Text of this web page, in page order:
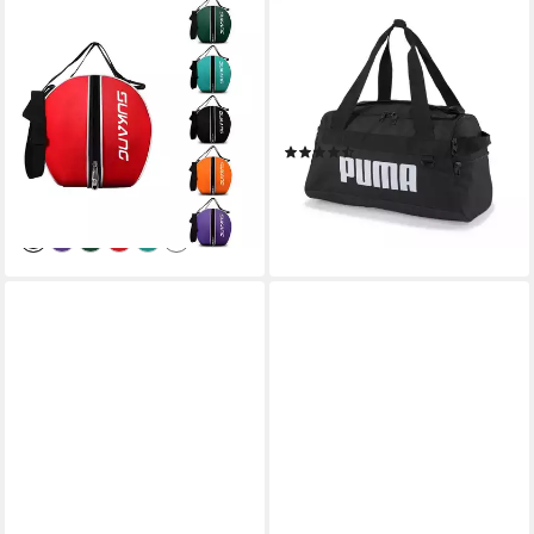
Balltasche Premium
Basketball- & Fußball-Tasche,
30 cm Sporttasche für
Training
32,99 €
UVP42,99 €
-23%
lieferbar - in 2-3 Werktagen bei dir
Sporttasche CHALLENGER
DUFFEL BAG XS, klassischer
sportlicher Look, mit
zahlreichen Taschen
26,99 €